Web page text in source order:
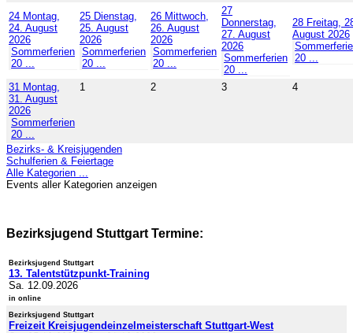
24 Montag,
24. August
2026
Sommerferien
20 ...
25 Dienstag,
25. August
2026
Sommerferien
20 ...
26 Mittwoch,
26. August
2026
Sommerferien
20 ...
27
Donnerstag,
27. August
2026
Sommerferien
20 ...
28 Freitag,
August 2026
20 ...
31 Montag,
31. August
2026
Sommerferien
20 ...
1 2 3 4
Bezirks- & Kreisjugenden
Schulferien & Feiertage
Alle Kategorien ...
Events aller Kategorien anzeigen
Bezirksjugend Stuttgart Termine:
Bezirksjugend Stuttgart
13. Talentstützpunkt-Training
Sa. 12.09.2026
in online
Bezirksjugend Stuttgart
Freizeit Kreisjugendeinzelmeisterschaft Stuttgart-West